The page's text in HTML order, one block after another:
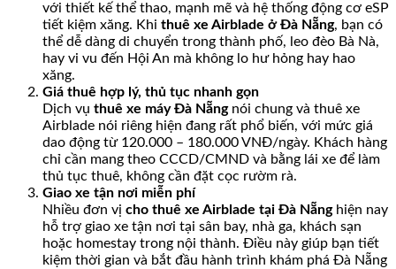
với thiết kế thể thao, mạnh mẽ và hệ thống động cơ eSP
tiết kiệm xăng. Khi thuê xe Airblade ở Đà Nẵng, bạn có
thể dễ dàng di chuyển trong thành phố, leo đèo Bà Nà,
hay vi vu đến Hội An mà không lo hư hỏng hay hao
xăng.
Giá thuê hợp lý, thủ tục nhanh gọn
Dịch vụ thuê xe máy Đà Nẵngnói chung và thuê xe
Airblade nói riêng hiện đang rất phổ biến, với mức giá
dao động từ 120.000 – 180.000 VNĐ/ngày. Khách hàng
chỉ cần mang theo CCCD/CMND và bằng lái xe để làm
thủ tục thuê, không cần đặt cọc rườm rà.
Giao xe tận nơi miễn phí
Nhiều đơn vị cho thuê xe Airblade tại Đà Nẵnghiện nay
hỗ trợ giao xe tận nơi tại sân bay, nhà ga, khách sạn
hoặc homestay trong nội thành. Điều này giúp bạn tiết
kiệm thời gian và bắt đầu hành trình khám phá Đà Nẵng